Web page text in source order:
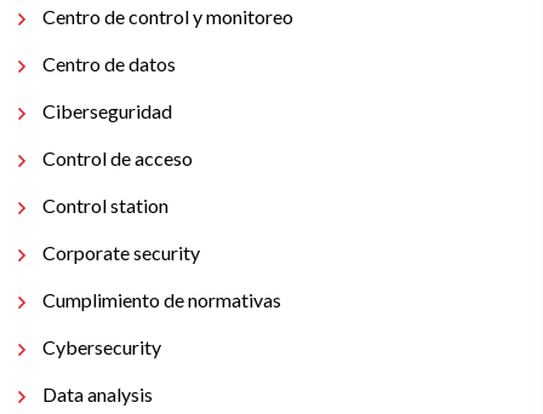
Centro de control y monitoreo
Centro de datos
Ciberseguridad
Control de acceso
Control station
Corporate security
Cumplimiento de normativas
Cybersecurity
Data analysis